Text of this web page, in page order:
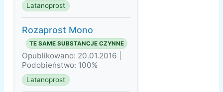
Latanoprost
Rozaprost Mono
TE SAME SUBSTANCJE CZYNNE
Opublikowano: 20.01.2016 |
Podobieństwo: 100%
Latanoprost